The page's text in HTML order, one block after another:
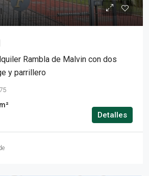
Rambla de Malvin con dos
y parrillero
m²
Detalles